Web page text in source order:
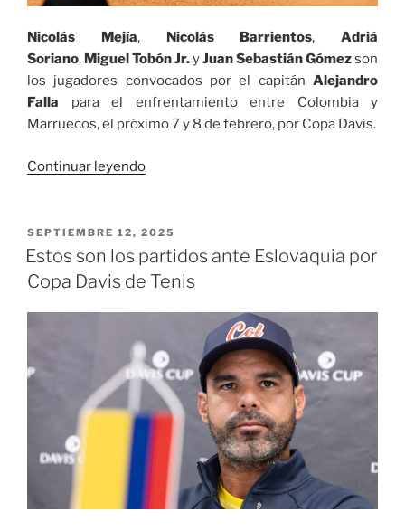
Nicolás Mejía,Nicolás Barrientos, Adriá
Soriano, Miguel Tobón Jr.yJuan Sebastián Gómezson
los jugadores convocados por el capitán Alejandro
Falla para el enfrentamiento entre Colombia y
Marruecos, el próximo 7 y 8 de febrero, por Copa Davis.
Continuar leyendo«Definidos
por
el
capitán Alejandro
a
Marruecos
en
Copa
Davis»
PUBLICADO
EL
SEPTIEMBRE 12, 2025
Estos son los partidos ante Eslovaquia por
Copa Davis de Tenis